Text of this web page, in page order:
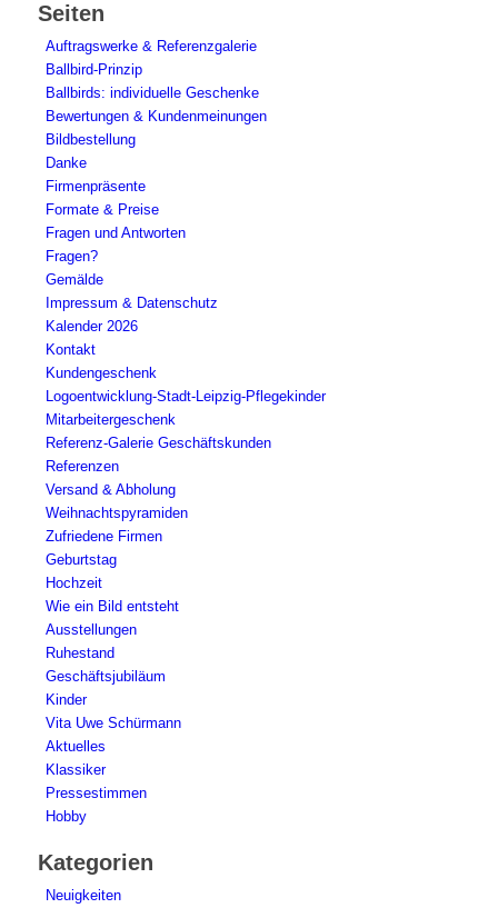
Seiten
Auftragswerke & Referenzgalerie
Ballbird-Prinzip
Ballbirds: individuelle Geschenke
Bewertungen & Kundenmeinungen
Bildbestellung
Danke
Firmenpräsente
Formate & Preise
Fragen und Antworten
Fragen?
Gemälde
Impressum & Datenschutz
Kalender 2026
Kontakt
Kundengeschenk
Logoentwicklung-Stadt-Leipzig-Pflegekinder
Mitarbeitergeschenk
Referenz-Galerie Geschäftskunden
Referenzen
Versand & Abholung
Weihnachtspyramiden
Zufriedene Firmen
Geburtstag
Hochzeit
Wie ein Bild entsteht
Ausstellungen
Ruhestand
Geschäftsjubiläum
Kinder
Vita Uwe Schürmann
Aktuelles
Klassiker
Pressestimmen
Hobby
Kategorien
Neuigkeiten